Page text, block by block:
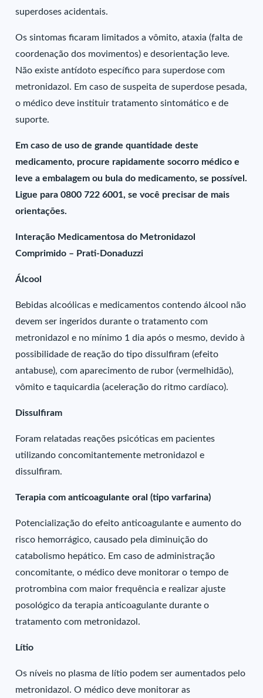
superdoses acidentais.
Os sintomas ficaram limitados a vômito, ataxia (falta de
coordenação dos movimentos) e desorientação leve.
Não existe antídoto específico para superdose com
metronidazol. Em caso de suspeita de superdose pesada,
o médico deve instituir tratamento sintomático e de
suporte.
Em caso de uso de grande quantidade deste
medicamento, procure rapidamente socorro médico e
leve a embalagem ou bula do medicamento, se possível.
Ligue para 0800 722 6001, se você precisar de mais
orientações.
Interação Medicamentosa do Metronidazol
Comprimido – Prati-Donaduzzi
Álcool
Bebidas alcoólicas e medicamentos contendo álcool não
devem ser ingeridos durante o tratamento com
metronidazol e no mínimo 1 dia após o mesmo, devido à
possibilidade de reação do tipo dissulfiram (efeito
antabuse), com aparecimento de rubor (vermelhidão),
vômito e taquicardia (aceleração do ritmo cardíaco).
Dissulfiram
Foram relatadas reações psicóticas em pacientes
utilizando concomitantemente metronidazol e
dissulfiram.
Terapia com anticoagulante oral (tipo varfarina)
Potencialização do efeito anticoagulante e aumento do
risco hemorrágico, causado pela diminuição do
catabolismo hepático. Em caso de administração
concomitante, o médico deve monitorar o tempo de
protrombina com maior frequência e realizar ajuste
posológico da terapia anticoagulante durante o
tratamento com metronidazol.
Lítio
Os níveis no plasma de lítio podem ser aumentados pelo
metronidazol. O médico deve monitorar as